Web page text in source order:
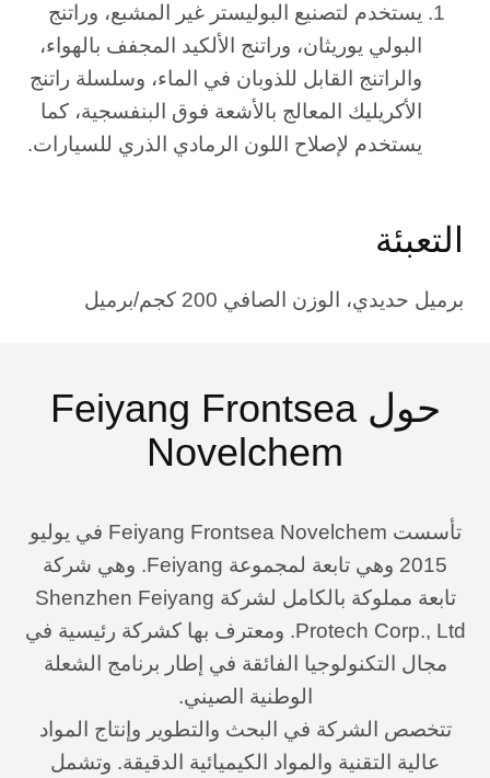
يستخدم لتصنيع البوليستر غير المشبع، وراتنج
البولي يوريثان، وراتنج الألكيد المجفف بالهواء،
والراتنج القابل للذوبان في الماء، وسلسلة راتنج
الأكريليك المعالج بالأشعة فوق البنفسجية، كما
يستخدم لإصلاح اللون الرمادي الذري للسيارات.
التعبئة
برميل حديدي، الوزن الصافي 200 كجم/برميل
حول Feiyang Frontsea
Novelchem
تأسست Feiyang Frontsea Novelchem في يوليو
2015 وهي تابعة لمجموعة Feiyang. وهي شركة
تابعة مملوكة بالكامل لشركة Shenzhen Feiyang
Protech Corp., Ltd. ومعترف بها كشركة رئيسية في
مجال التكنولوجيا الفائقة في إطار برنامج الشعلة
الوطنية الصيني.
تتخصص الشركة في البحث والتطوير وإنتاج المواد
عالية التقنية والمواد الكيميائية الدقيقة. وتشمل